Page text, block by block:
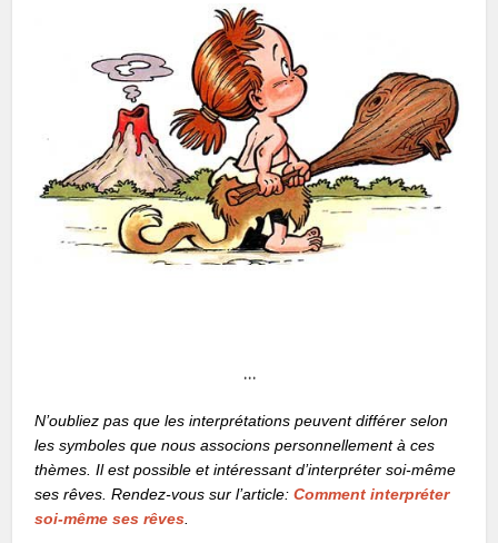
…
N’oubliez pas que les interprétations peuvent différer selon
les symboles que nous associons personnellement à ces
thèmes. Il est possible et intéressant d’interpréter soi-même
ses rêves. Rendez-vous sur l’article:Comment interpréter
soi-même ses rêves